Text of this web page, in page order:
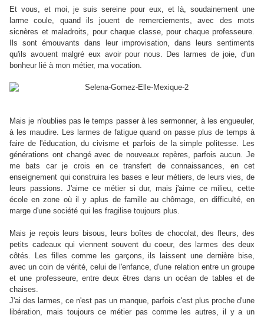
Et vous, et moi, je suis sereine pour eux, et là, soudainement une
larme coule, quand ils jouent de remerciements, avec des mots
sicnères et maladroits, pour chaque classe, pour chaque professeure.
Ils sont émouvants dans leur improvisation, dans leurs sentiments
qu'ils avouent malgré eux avoir pour nous. Des larmes de joie, d'un
bonheur lié à mon métier, ma vocation.
Mais je n'oublies pas le temps passer à les sermonner, à les engueuler,
à les maudire. Les larmes de fatigue quand on passe plus de temps à
faire de l'éducation, du civisme et parfois de la simple politesse. Les
générations ont changé avec de nouveaux repères, parfois aucun. Je
me bats car je crois en ce transfert de connaissances, en cet
enseignement qui construira les bases e leur métiers, de leurs vies, de
leurs passions. J'aime ce métier si dur, mais j'aime ce milieu, cette
école en zone où il y aplus de famille au chômage, en difficulté, en
marge d'une société qui les fragilise toujours plus.
Mais je reçois leurs bisous, leurs boîtes de chocolat, des fleurs, des
petits cadeaux qui viennent souvent du coeur, des larmes des deux
côtés. Les filles comme les garçons, ils laissent une dernière bise,
avec un coin de vérité, celui de l'enfance, d'une relation entre un groupe
et une professeure, entre deux êtres dans un océan de tables et de
chaises.
J'ai des larmes, ce n'est pas un manque, parfois c'est plus proche d'une
libération, mais toujours ce métier pas comme les autres, il y a un